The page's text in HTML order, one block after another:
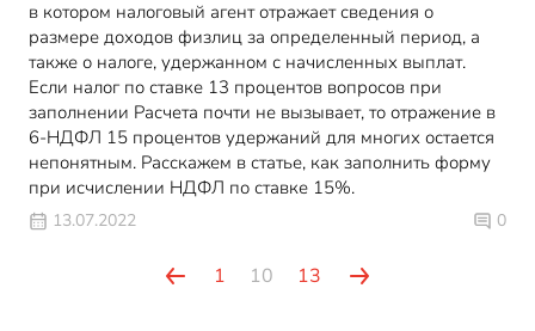
в котором налоговый агент отражает сведения о
размере доходов физлиц за определенный период, а
также о налоге, удержанном с начисленных выплат.
Если налог по ставке 13 процентов вопросов при
заполнении Расчета почти не вызывает, то отражение в
6-НДФЛ 15 процентов удержаний для многих остается
непонятным. Расскажем в статье, как заполнить форму
при исчислении НДФЛ по ставке 15%.
13.07.2022 0
1 10 13